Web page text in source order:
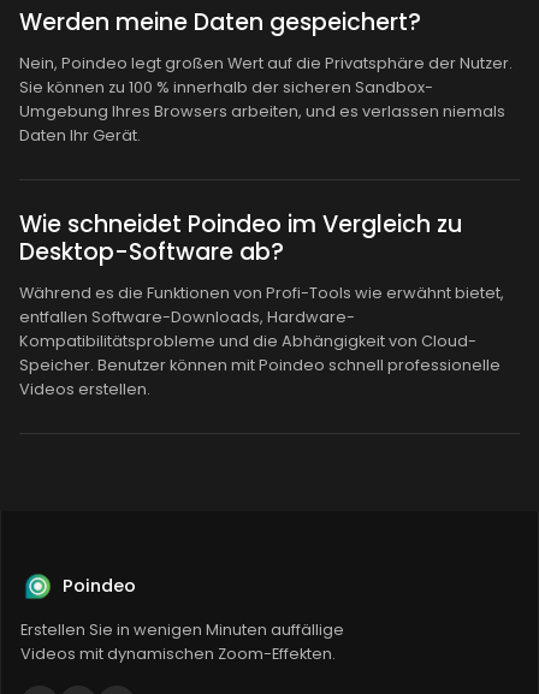
Werden meine Daten gespeichert?
Nein, Poindeo legt großen Wert auf die Privatsphäre der Nutzer.
Sie können zu 100 % innerhalb der sicheren Sandbox-
Umgebung Ihres Browsers arbeiten, und es verlassen niemals
Daten Ihr Gerät.
Wie schneidet Poindeo im Vergleich zu
Desktop-Software ab?
Während es die Funktionen von Profi-Tools wie erwähnt bietet,
entfallen Software-Downloads, Hardware-
Kompatibilitätsprobleme und die Abhängigkeit von Cloud-
Speicher. Benutzer können mit Poindeo schnell professionelle
Videos erstellen.
Poindeo
Erstellen Sie in wenigen Minuten auffällige
Videos mit dynamischen Zoom-Effekten.